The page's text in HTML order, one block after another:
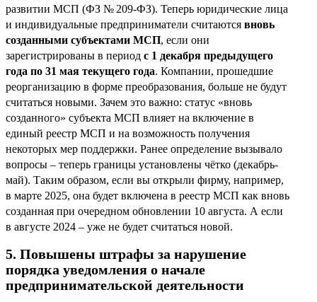
развитии МСП (ФЗ № 209-ФЗ). Теперь юридические лица
и индивидуальные предприниматели считаются вновь
созданными субъектами МСП, если они
зарегистрированы в период с 1 декабря предыдущего
года по 31 мая текущего года. Компании, прошедшие
реорганизацию в форме преобразования, больше не будут
считаться новыми. Зачем это важно: статус «вновь
созданного» субъекта МСП влияет на включение в
единый реестр МСП и на возможность получения
некоторых мер поддержки. Ранее определение вызывало
вопросы – теперь границы установлены чётко (декабрь-
май). Таким образом, если вы открыли фирму, например,
в марте 2025, она будет включена в реестр МСП как вновь
созданная при очередном обновлении 10 августа. А если
в августе 2024 – уже не будет считаться новой.
5. Повышены штрафы за нарушение
порядка уведомления о начале
предпринимательской деятельности